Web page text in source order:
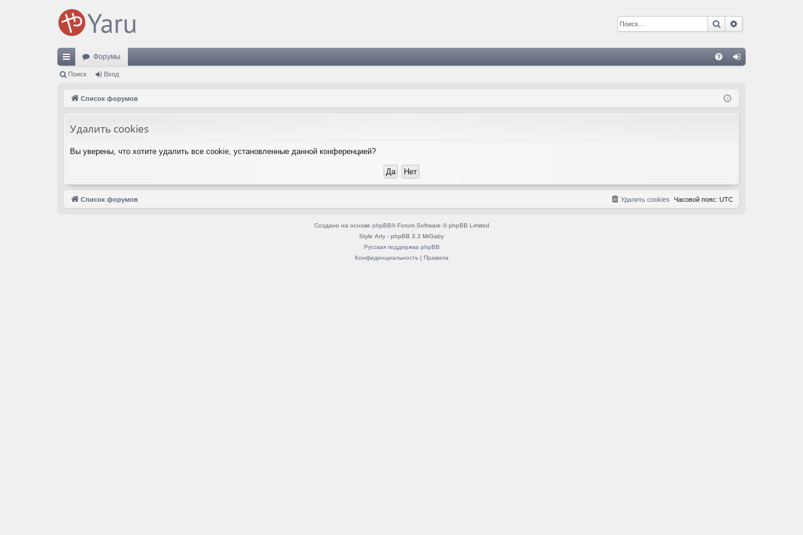
Поиск
с
Форумы
д
Поиск Вход
Список форумов
Удалить cookies
Вы уверены, что хотите удалить все cookie, установленные данной конференцией?
Список форумов Часовой пояс: UTC
Удалить cookies
Создано на основе phpBB® Forum Software © phpBB Limited
Style Arty - phpBB 3.3 MrGaby
Русская поддержка phpBB
Конфиденциальность| Правила